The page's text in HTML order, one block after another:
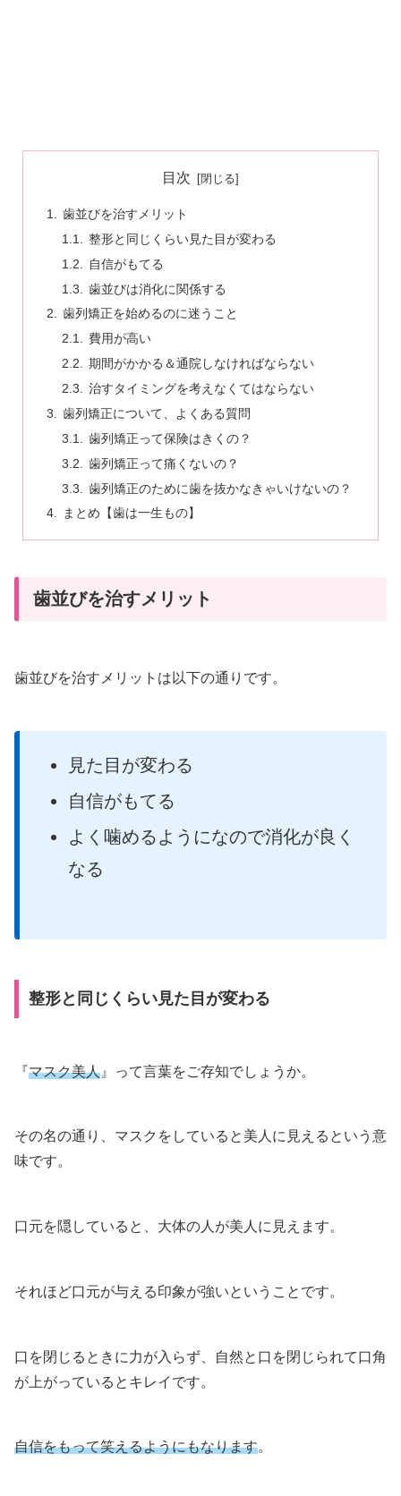
目次
歯並びを治すメリット
整形と同じくらい見た目が変わる
自信がもてる
歯並びは消化に関係する
歯列矯正を始めるのに迷うこと
費用が高い
期間がかかる＆通院しなければならない
治すタイミングを考えなくてはならない
歯列矯正について、よくある質問
歯列矯正って保険はきくの？
歯列矯正って痛くないの？
歯列矯正のために歯を抜かなきゃいけないの？
まとめ【歯は一生もの】
歯並びを治すメリット
歯並びを治すメリットは以下の通りです。
見た目が変わる
自信がもてる
よく噛めるようになので消化が良く
なる
整形と同じくらい見た目が変わる
『マスク美人 』って言葉をご存知でしょうか。
その名の通り、マスクをしていると美人に見えるという意
味です。
口元を隠していると、大体の人が美人に見えます。
それほど口元が与える印象が強いということです。
口を閉じるときに力が入らず、自然と口を閉じられて口角
が上がっているとキレイです。
自信をもって笑えるようにもなります。